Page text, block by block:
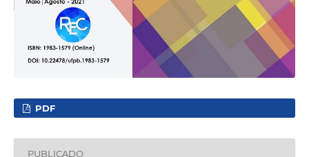
PDF
PUBLICADO